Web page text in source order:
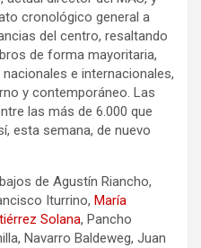
cronológico general a
del centro, resaltando
de forma mayoritaria,
e internacionales,
y contemporáneo. Las
las más de 6.000 que
esta semana, de nuevo
de Agustín Riancho,
Iturrino, María
Solana, Pancho
Navarro Baldeweg, Juan